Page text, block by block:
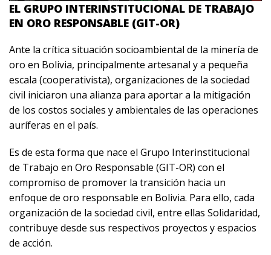
EL GRUPO INTERINSTITUCIONAL DE TRABAJO
EN ORO RESPONSABLE (GIT-OR)
Ante la crítica situación socioambiental de la minería de
oro en Bolivia, principalmente artesanal y a pequeña
escala (cooperativista), organizaciones de la sociedad
civil iniciaron una alianza para aportar a la mitigación
de los costos sociales y ambientales de las operaciones
auríferas en el país.
Es de esta forma que nace el Grupo Interinstitucional
de Trabajo en Oro Responsable (GIT-OR) con el
compromiso de promover la transición hacia un
enfoque de oro responsable en Bolivia. Para ello, cada
organización de la sociedad civil, entre ellas Solidaridad,
contribuye desde sus respectivos proyectos y espacios
de acción.